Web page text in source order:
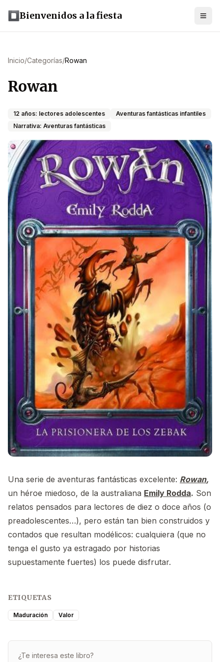
Bienvenidos a la fiesta
Inicio/Categorías/Rowan
Rowan
12 años: lectores adolescentes
Aventuras fantásticas infantiles
Narrativa: Aventuras fantásticas
Una serie de aventuras fantásticas excelente: Rowan,
un héroe miedoso, de la australiana Emily Rodda. Son
relatos pensados para lectores de diez o doce años (o
preadolescentes…), pero están tan bien construidos y
contados que resultan modélicos: cualquiera (que no
tenga el gusto ya estragado por historias
supuestamente fuertes) los puede disfrutar.
ETIQUETAS
Maduración Valor
¿Te interesa este libro?